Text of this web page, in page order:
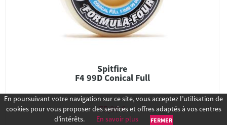
Spitfire
F4 99D Conical Full
75,00 €
En poursuivant votre navigation sur ce site, vous acceptez l’utilisation de
cookies pour vous proposer des services et offres adaptés à vos centres
d’intérêts.
En savoir plus FERMER